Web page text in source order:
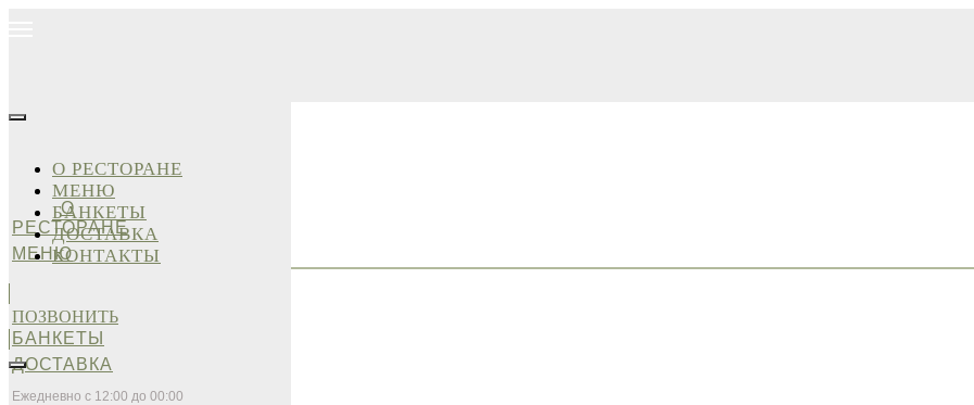
О
РЕСТОРАНЕ
МЕНЮ
БАНКЕТЫ
ДОСТАВКА
Ежедневно с 12:00 до 00:00
О РЕСТОРАНЕ
МЕНЮ
БАНКЕТЫ
ДОСТАВКА
КОНТАКТЫ
ПОЗВОНИТЬ